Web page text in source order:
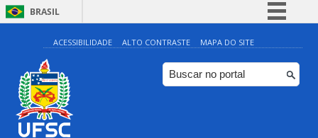
BRASIL
Simplifique!
Comunica BR
Participe
ACESSIBILIDADE ALTO CONTRASTE MAPA DO SITE